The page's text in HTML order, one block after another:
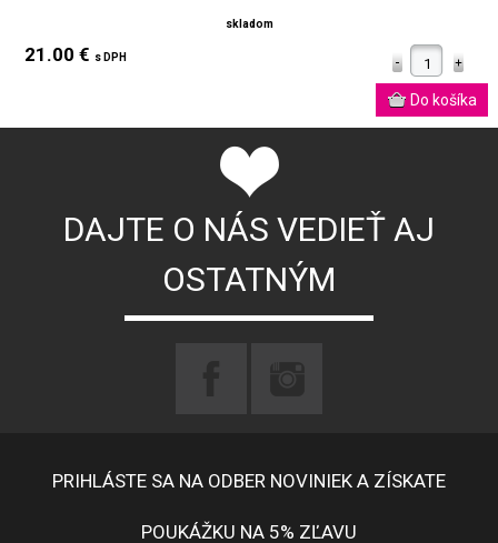
skladom
21.00 € s DPH
DAJTE O NÁS VEDIEŤ AJ
OSTATNÝM
PRIHLÁSTE SA NA ODBER NOVINIEK A ZÍSKATE
POUKÁŽKU NA 5% ZĽAVU